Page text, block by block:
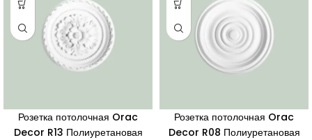
Розетка потолочная Orac
Decor R13 Полиуретановая
Розетка потолочная Orac
Decor R08 Полиуретановая